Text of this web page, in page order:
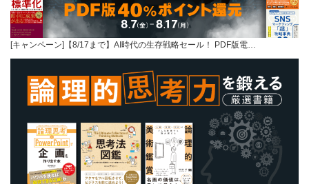
[キャンペーン]【8/17まで】AI時代の生存戦略セール！ PDF版電…